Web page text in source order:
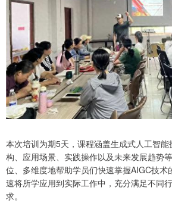
本次培训为期5天，课程涵盖生成式人工智
构、应用场景、实践操作以及未来发展趋势
位、多维度地帮助学员们快速掌握AIGC技术
速将所学应用到实际工作中，充分满足不同
求。